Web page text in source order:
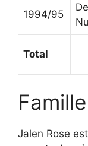
1994/95
Total
Famille
Jalen Rose